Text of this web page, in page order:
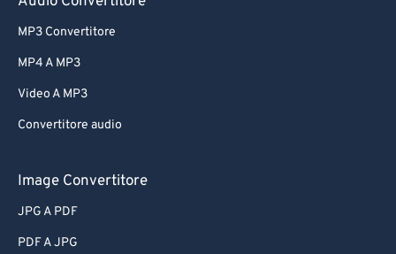
MP3 Convertitore
MP4 A MP3
Video A MP3
Convertitore audio
Image Convertitore
JPG A PDF
PDF A JPG